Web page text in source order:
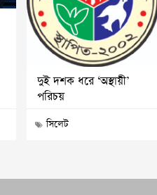
দুই দশক ধরে ‘অস্থায়ী’
পরিচয়
সিলেট